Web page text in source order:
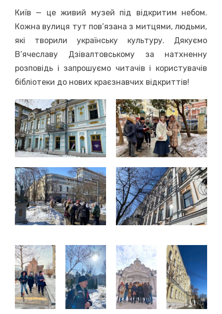
Київ — це живий музей під відкритим небом.
Кожна вулиця тут пов’язана з митцями, людьми,
які творили українську культуру. Дякуємо
В’ячеславу Дзівалтовському за натхненну
розповідь і запрошуємо читачів і користувачів
бібліотеки до нових краєзнавчих відкриттів!